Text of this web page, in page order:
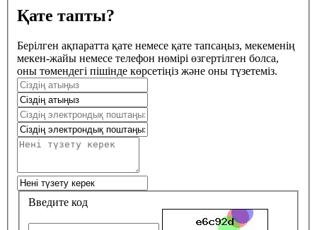
Қате тапты?
Берілген ақпаратта қате немесе қате тапсаңыз, мекеменің
мекен-жайы немесе телефон нөмірі өзгертілген болса,
оны төмендегі пішінде көрсетіңіз және оны түзетеміз.
Введите код